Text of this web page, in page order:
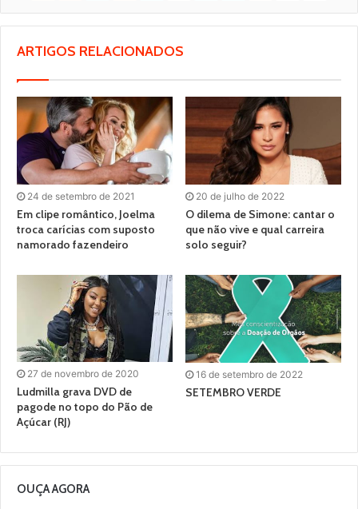
ARTIGOS RELACIONADOS
24 de setembro de 2021
Em clipe romântico, Joelma
troca carícias com suposto
namorado fazendeiro
20 de julho de 2022
O dilema de Simone: cantar o
que não vive e qual carreira
solo seguir?
27 de novembro de 2020
Ludmilla grava DVD de
pagode no topo do Pão de
Açúcar (RJ)
16 de setembro de 2022
SETEMBRO VERDE
OUÇA AGORA